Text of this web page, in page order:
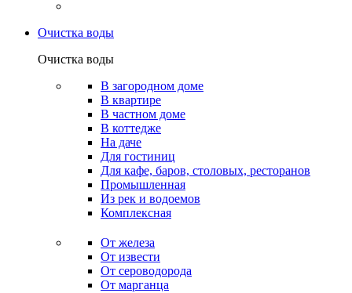
Очистка воды
Очистка воды
В загородном доме
В квартире
В частном доме
В коттедже
На даче
Для гостиниц
Для кафе, баров, столовых, ресторанов
Промышленная
Из рек и водоемов
Комплексная
От железа
От извести
От сероводорода
От марганца